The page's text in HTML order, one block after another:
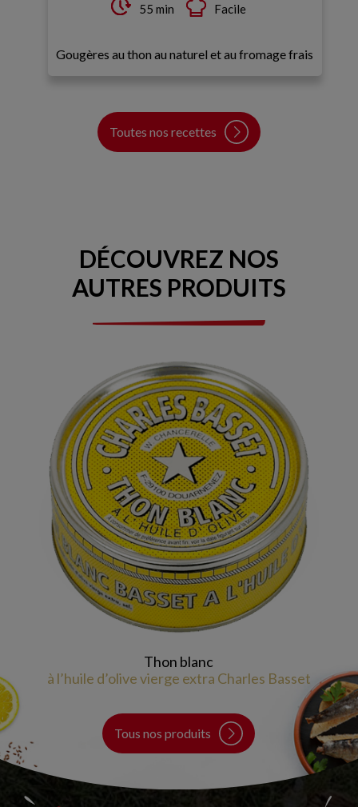
55 min Facile
Gougères au thon au naturel et au fromage frais
Toutes nos recettes
DÉCOUVREZ NOS
AUTRES PRODUITS
Thon blanc
à l’huile d’olive vierge extra Charles Basset
Tous nos produits